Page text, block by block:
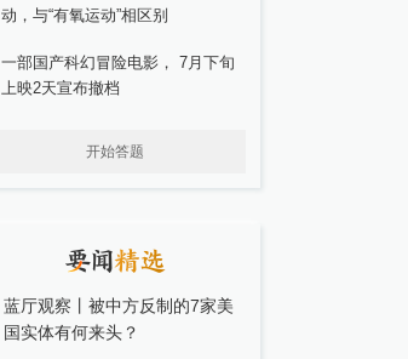
动，与“有氧运动”相区别
一部国产科幻冒险电影， 7月下旬
上映2天宣布撤档
开始答题
蓝厅观察丨被中方反制的7家美
国实体有何来头？